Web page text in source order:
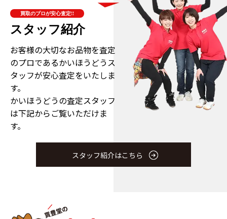
買取のプロが安心査定!!
スタッフ紹介
お客様の大切なお品物を査定
のプロであるかいほうどうス
タッフが安心査定をいたしま
す。
かいほうどうの査定スタッフ
は下記からご覧いただけま
す。
スタッフ紹介はこちら